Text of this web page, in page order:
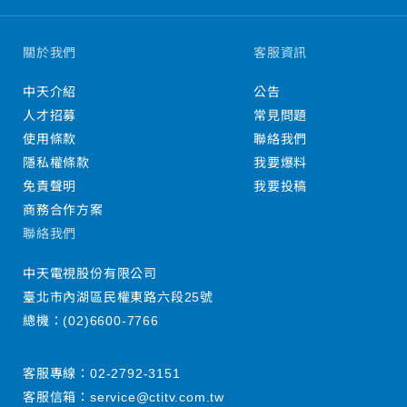
關於我們
中天介紹
人才招募
使用條款
隱私權條款
免責聲明
商務合作方案
客服資訊
公告
常見問題
聯絡我們
我要爆料
我要投稿
聯絡我們
中天電視股份有限公司
臺北市內湖區民權東路六段25號
總機：(02)6600-7766
客服專線： 02-2792-3151
客服信箱： service@ctitv.com.tw